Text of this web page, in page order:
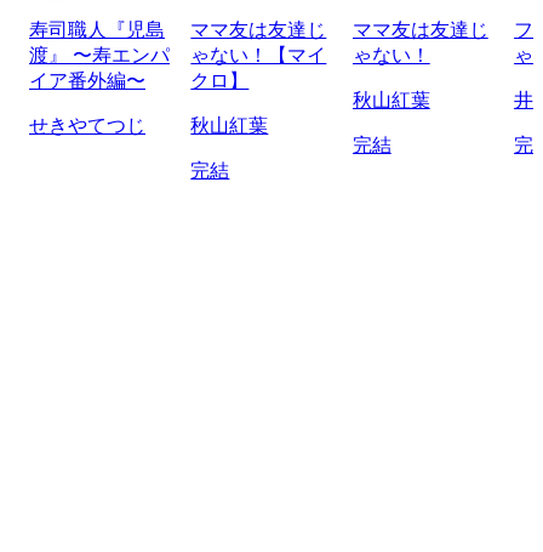
寿司職人『児島
渡』 〜寿エンパ
イア番外編〜
せきやてつじ
ママ友は友達じ
ゃない！【マイ
クロ】
秋山紅葉
完結
ママ友は友達じ
ゃない！
秋山紅葉
完結
フ
ゃ
井
完